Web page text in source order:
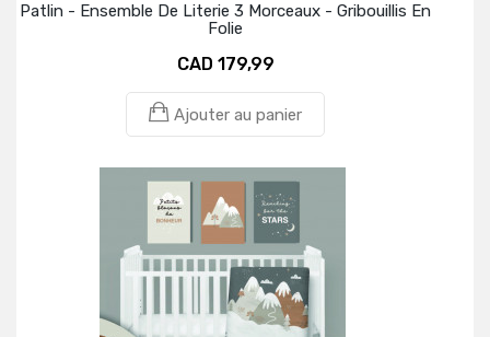
Patlin - Ensemble De Literie 3 Morceaux - Gribouillis En
Folie
CAD 179,99
Ajouter au panier